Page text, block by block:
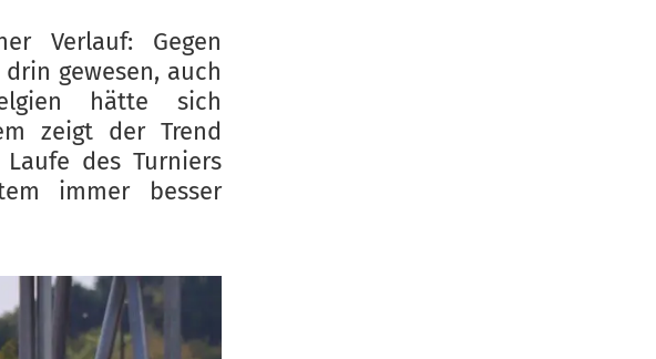
Verlauf: Gegen
gewesen, auch
hätte sich
zeigt der Trend
des Turniers
immer besser